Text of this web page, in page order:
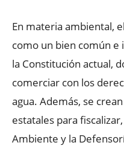
En materia ambiental,
como un bien común e
la Constitución actual,
comerciar con los
agua. Además, se
estatales para
Ambiente y la